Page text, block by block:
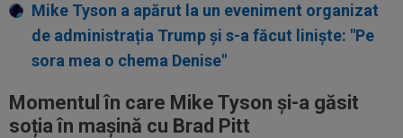
Mike Tyson a apărut la un eveniment organizat
de administrația Trump și s-a făcut liniște: "Pe
sora mea o chema Denise"
Momentul în care Mike Tyson și-a găsit
soția în mașină cu Brad Pitt